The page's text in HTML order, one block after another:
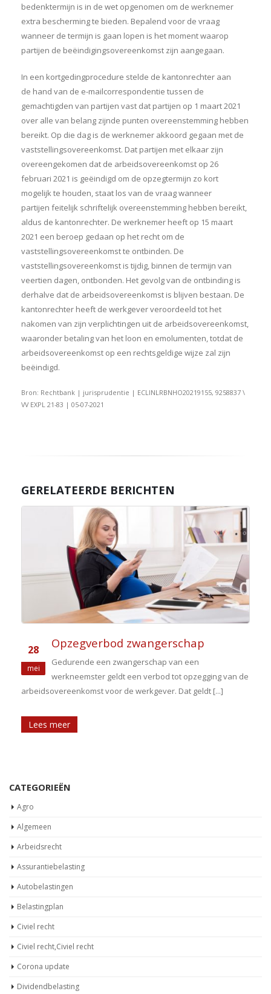
bedenktermijn is in de wet opgenomen om de werknemer
extra bescherming te bieden. Bepalend voor de vraag
wanneer de termijn is gaan lopen is het moment waarop
partijen de beëindigingsovereenkomst zijn aangegaan.
In een kortgedingprocedure stelde de kantonrechter aan
de hand van de e-mailcorrespondentie tussen de
gemachtigden van partijen vast dat partijen op 1 maart 2021
over alle van belang zijnde punten overeenstemming hebben
bereikt. Op die dag is de werknemer akkoord gegaan met de
vaststellingsovereenkomst. Dat partijen met elkaar zijn
overeengekomen dat de arbeidsovereenkomst op 26
februari 2021 is geëindigd om de opzegtermijn zo kort
mogelijk te houden, staat los van de vraag wanneer
partijen feitelijk schriftelijk overeenstemming hebben bereikt,
aldus de kantonrechter. De werknemer heeft op 15 maart
2021 een beroep gedaan op het recht om de
vaststellingsovereenkomst te ontbinden. De
vaststellingsovereenkomst is tijdig, binnen de termijn van
veertien dagen, ontbonden. Het gevolg van de ontbinding is
derhalve dat de arbeidsovereenkomst is blijven bestaan. De
kantonrechter heeft de werkgever veroordeeld tot het
nakomen van zijn verplichtingen uit de arbeidsovereenkomst,
waaronder betaling van het loon en emolumenten, totdat de
arbeidsovereenkomst op een rechtsgeldige wijze zal zijn
beëindigd.
Bron: Rechtbank | jurisprudentie | ECLINLRBNHO20219155, 9258837 \
VV EXPL 21-83 | 05-07-2021
GERELATEERDE BERICHTEN
28
mei
Opzegverbod zwangerschap
Gedurende een zwangerschap van een
werkneemster geldt een verbod tot opzegging van de
arbeidsovereenkomst voor de werkgever. Dat geldt [...]
Lees meer
CATEGORIEËN
Agro
Algemeen
Arbeidsrecht
Assurantiebelasting
Autobelastingen
Belastingplan
Civiel recht
Civiel recht,Civiel recht
Corona update
Dividendbelasting